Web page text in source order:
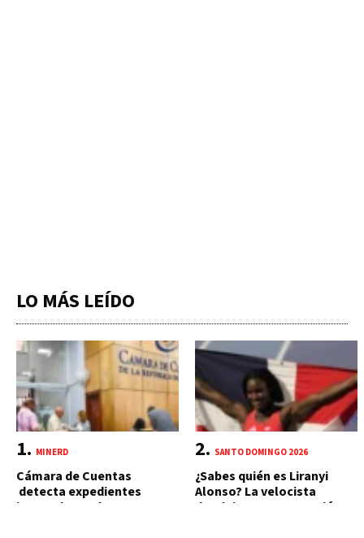
LO MÁS LEÍDO
MINERD
Cámara de Cuentas
detecta expedientes
incompletos de
SANTO DOMINGO 2026
¿Sabes quién es Liranyi
Alonso? La velocista
dominicana que rompió un